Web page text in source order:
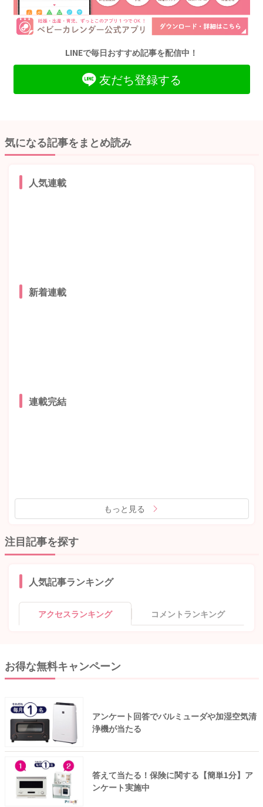
LINEで毎日おすすめ記事を配信中！
友だち登録する
気になる記事をまとめ読み
人気連載
新着連載
連載完結
もっと見る
注目記事を探す
人気記事ランキング
アクセスランキング コメントランキング
お得な無料キャンペーン
アンケート回答でバルミューダや加湿空気清
浄機が当たる
答えて当たる！保険に関する【簡単1分】ア
ンケート実施中